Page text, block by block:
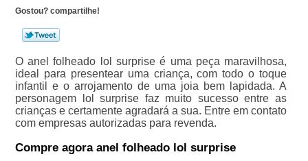
Gostou? compartilhe!
O anel folheado lol surprise é uma peça maravilhosa,
ideal para presentear uma criança, com todo o toque
infantil e o arrojamento de uma joia bem lapidada. A
personagem lol surprise faz muito sucesso entre as
crianças e certamente agradará a sua. Entre em contato
com empresas autorizadas para revenda.
Compre agora anel folheado lol surprise